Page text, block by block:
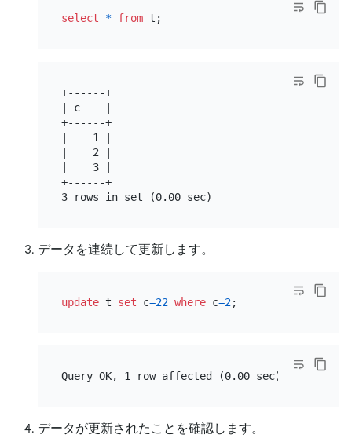
select * from
+------+
| c    |
+------+
|    1 |
|    2 |
|    3 |
+------+
データを連続して更新します。
update t set c=22 where c=2
データが更新されたことを確認します。